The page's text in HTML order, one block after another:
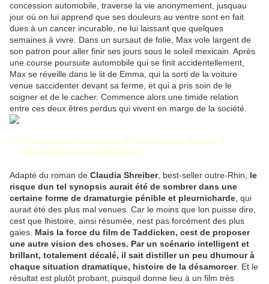
concession automobile, traverse la vie anonymement, jusquau
jour où on lui apprend que ses douleurs au ventre sont en fait
dues à un cancer incurable, ne lui laissant que quelques
semaines à vivre. Dans un sursaut de folie, Max vole largent de
son patron pour aller finir ses jours sous le soleil mexicain. Après
une course poursuite automobile qui se finit accidentellement,
Max se réveille dans le lit de Emma, qui la sorti de la voiture
venue saccidenter devant sa ferme, et qui a pris soin de le
soigner et de le cacher. Commence alors une timide relation
entre ces deux êtres perdus qui vivent en marge de la société.
« - Pourquoi ne mas-tu pas dit que tu étais malade ?
- Je le ferais la prochaine fois ! »
Adapté du roman de Claudia Shreiber, best-seller outre-Rhin, le
risque dun tel synopsis aurait été de sombrer dans une
certaine forme de dramaturgie pénible et pleurnicharde , qui
aurait été des plus mal venues. Car le moins que lon puisse dire,
cest que lhistoire, ainsi résumée, nest pas forcément des plus
gaies. Mais la force du film de Taddicken, cest de proposer
une autre vision des choses. Par un scénario intelligent et
brillant, totalement décalé, il sait distiller un peu dhumour à
chaque situation dramatique, histoire de la désamorcer. Et le
résultat est plutôt probant, puisquil donne lieu à un film très